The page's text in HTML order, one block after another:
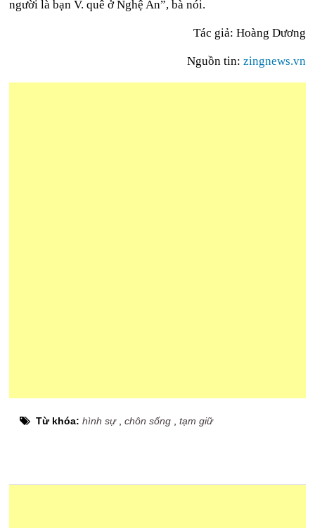
người là bạn V. quê ở Nghệ An”, bà nói.
Tác giả: Hoàng Dương
Nguồn tin: zingnews.vn
Từ khóa:hình sự,chôn sống ,tạm giữ